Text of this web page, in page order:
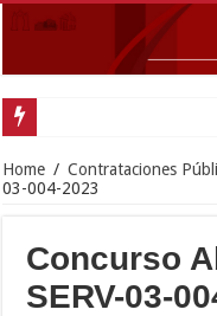
Home / Contrataciones
03-004-2023
Concurso
SERV-03-